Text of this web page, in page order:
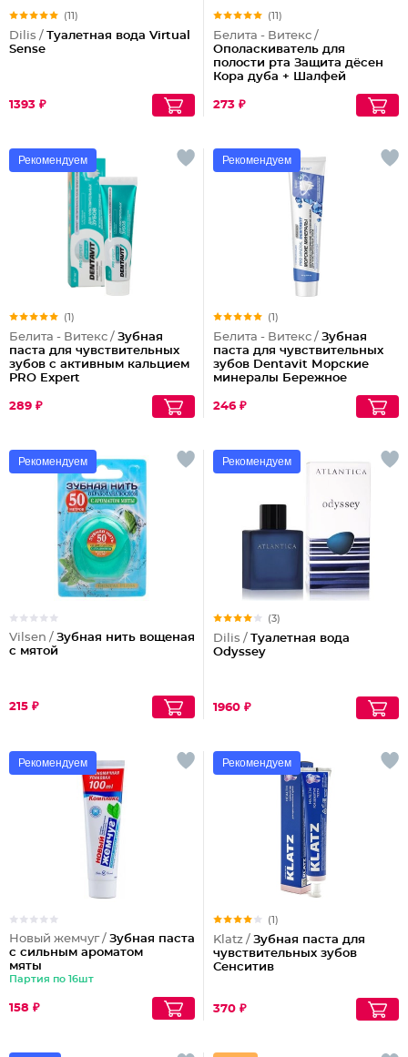
(11)
Dilis / Туалетная вода Virtual
Sense
1393 ₽
(11)
Белита - Витекс /
Ополаскиватель для
полости рта Защита дёсен
Кора дуба + Шалфей
273 ₽
Рекомендуем
(1)
Белита - Витекс / Зубная
паста для чувствительных
зубов с активным кальцием
PRO Expert
289 ₽
Рекомендуем
(1)
Белита - Витекс / Зубная
паста для чувствительных
зубов Dentavit Морские
минералы Бережное
эмали
246 ₽
Рекомендуем
Vilsen / Зубная нить вощеная
с мятой
215 ₽
Рекомендуем
(3)
Dilis / Туалетная вода
Odyssey
1960 ₽
Рекомендуем
Новый жемчуг / Зубная паста
с сильным ароматом
мяты
Партия по 16шт
158 ₽
Рекомендуем
(1)
Klatz / Зубная паста для
чувствительных зубов
Сенситив
370 ₽